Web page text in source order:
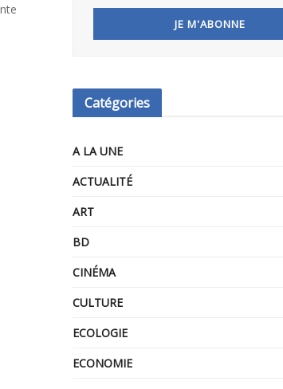
Catégories
A LA UNE
ACTUALITÉ
ART
BD
CINÉMA
CULTURE
ECOLOGIE
ECONOMIE